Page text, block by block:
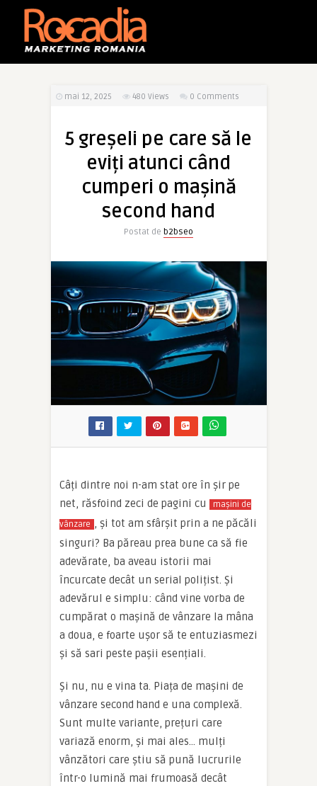
mai 12, 2025 480 Views 0 Comments
5 greșeli pe care să le
eviți atunci când
cumperi o mașină
second hand
Postat de b2bseo
Câți dintre noi n-am stat ore în șir pe
net, răsfoind zeci de pagini cu
mașini de
vânzare , și tot am sfârșit prin a ne păcăli
singuri? Ba păreau prea bune ca să fie
adevărate, ba aveau istorii mai
încurcate decât un serial polițist. Și
adevărul e simplu: când vine vorba de
cumpărat o mașină de vânzare la mâna
a doua, e foarte ușor să te entuziasmezi
și să sari peste pașii esențiali.
Și nu, nu e vina ta. Piața de mașini de
vânzare second hand e una complexă.
Sunt multe variante, prețuri care
variază enorm, și mai ales… mulți
vânzători care știu să pună lucrurile
într-o lumină mai frumoasă decât